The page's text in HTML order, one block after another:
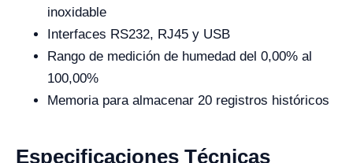
inoxidable
Interfaces RS232, RJ45 y USB
Rango de medición de humedad del 0,00% al
100,00%
Memoria para almacenar 20 registros históricos
Especificaciones Técnicas